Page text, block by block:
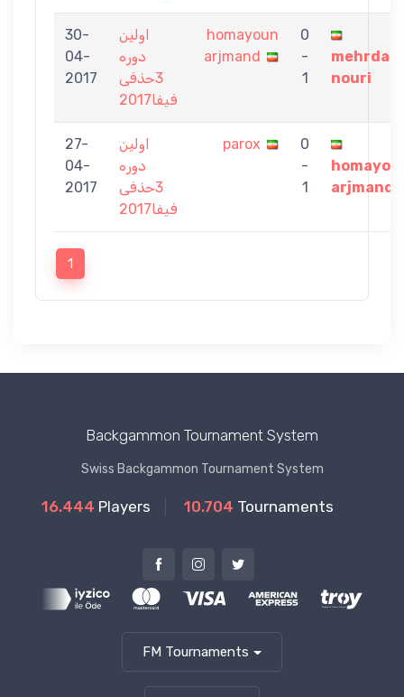
30-
04-
2017
اولین
دوره
3حذفی
فیفا2017
homayoun
arjmand
0
-
1
mehrdad
nouri
27-
04-
2017
اولین
دوره
3حذفی
فیفا2017
parox
0
-
1
arjmand
1
Backgammon Tournament System
Swiss Backgammon Tournament System
16.444 Players 10.704 Tournaments
FM Tournaments